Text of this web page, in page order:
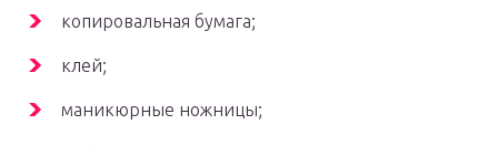
копировальная бумага;
клей;
маникюрные ножницы;